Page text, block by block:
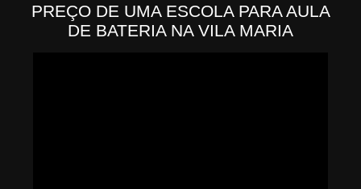
PREÇO DE UMA ESCOLA PARA AULA
DE BATERIA NA VILA MARIA